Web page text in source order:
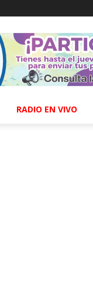
RADIO EN VIVO